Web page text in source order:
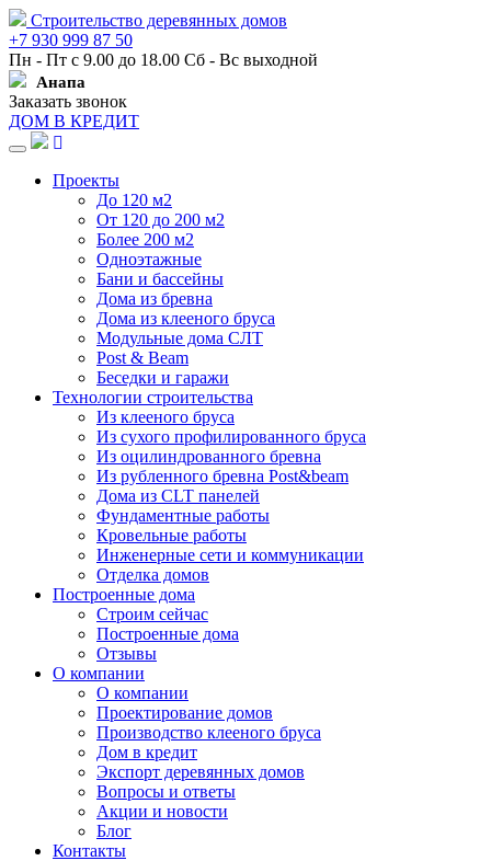
Строительство деревянных домов
+7 930 999 87 50
Пн - Пт с 9.00 до 18.00 Сб - Вс выходной
Анапа
Заказать звонок
ДОМ В КРЕДИТ
Навигация
Проекты
До 120 м2
От 120 до 200 м2
Более 200 м2
Одноэтажные
Бани и бассейны
Дома из бревна
Дома из клееного бруса
Модульные дома СЛТ
Post & Beam
Беседки и гаражи
Технологии строительства
Из клееного бруса
Из сухого профилированного бруса
Из оцилиндрованного бревна
Из рубленного бревна Post&beam
Дома из CLT панелей
Фундаментные работы
Кровельные работы
Инженерные сети и коммуникации
Отделка домов
Построенные дома
Строим сейчас
Построенные дома
Отзывы
О компании
О компании
Проектирование домов
Производство клееного бруса
Дом в кредит
Экспорт деревянных домов
Вопросы и ответы
Акции и новости
Блог
Контакты